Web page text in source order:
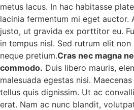
metus lacus. In hac habitasse
lacinia fermentum mi eget auctor.
justo, ut gravida ex porttitor eu.
in tempus nisl. Sed rutrum elit
neque pretium.Cras nec magna
commodo. Duis libero mauris,
malesuada egestas nisi.
tellus quis dignissim. Ut ac
erat. Nam ac nunc blandit,